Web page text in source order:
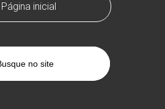
Página inicial